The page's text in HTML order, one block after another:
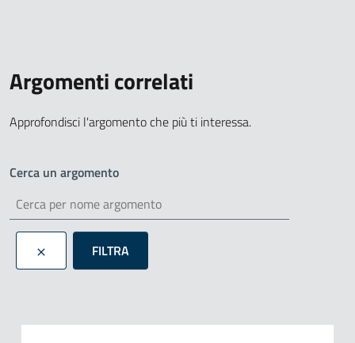
Argomenti correlati
Approfondisci l'argomento che più ti interessa.
Cerca un argomento
FILTRA